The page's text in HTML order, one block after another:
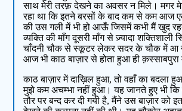
साथ मेरी तरफ़ देखने का अवसर न मिले। मगर
रहा था कि इतने बरसों के बाद कम से कम आज
की उस गली में भी हो आऊँ जिसमें कभी मैं खुद
व्यक्ति की माँग दूसरी माँग से ज़्यादा शक्तिशाली
चाँदनी चौक से स्कूटर लेकर सदर के चौक में आ
आज भी काठ बाज़ार से होता हुआ ही क़स्साबपुरा
काठ बाज़ार में दाख़िल हुआ, तो वहाँ का बदला
मुझे कम अचम्भा नहीं हुआ। यह जानते हुए भी कि
तौर पर बन्द कर दी गयी है, मैंने उस बाज़ार को